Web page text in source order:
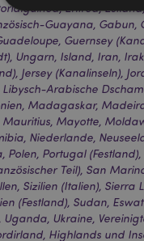
Eritrea,
Guayana, Gabun,
Guernsey
Ungarn, Island, Iran,
Jersey (Kanalinseln),
Arabische
Madagaskar,
Mayotte,
Niederlande,
Portugal (Festland),
Teil), San
Sizilien (Italien), Sierra
(Festland), Sudan,
Uganda, Ukraine,
Highlands und
Streng-notwendige-
Ohne unbedingt
Name
mage-cache-
invalidation